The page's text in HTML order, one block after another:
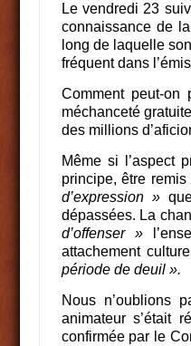
Le vendredi 23
connaissance de
long de laquelle
fréquent dans
Comment peut-
méchanceté
des millions
Même si l’aspect
principe, être
d’expression »que
dépassées. La
d’offenser »
attachement
période de deuil ».
Nous n’oublions
animateur s’était
confirmée par le